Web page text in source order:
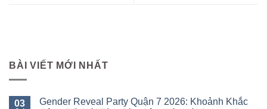
BÀI VIẾT MỚI NHẤT
03
Gender Reveal Party Quận 7 2026: Khoảnh Khắc